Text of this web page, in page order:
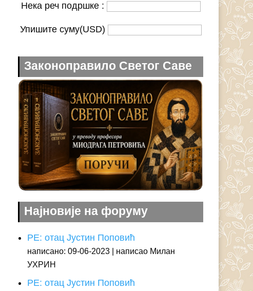
Нека реч подршке :
Упишите суму(USD)
Законоправило Светог Саве
Најновије на форуму
РЕ: отац Јустин Поповић
написано: 09-06-2023
написао Милан
УХРИН
РЕ: отац Јустин Поповић